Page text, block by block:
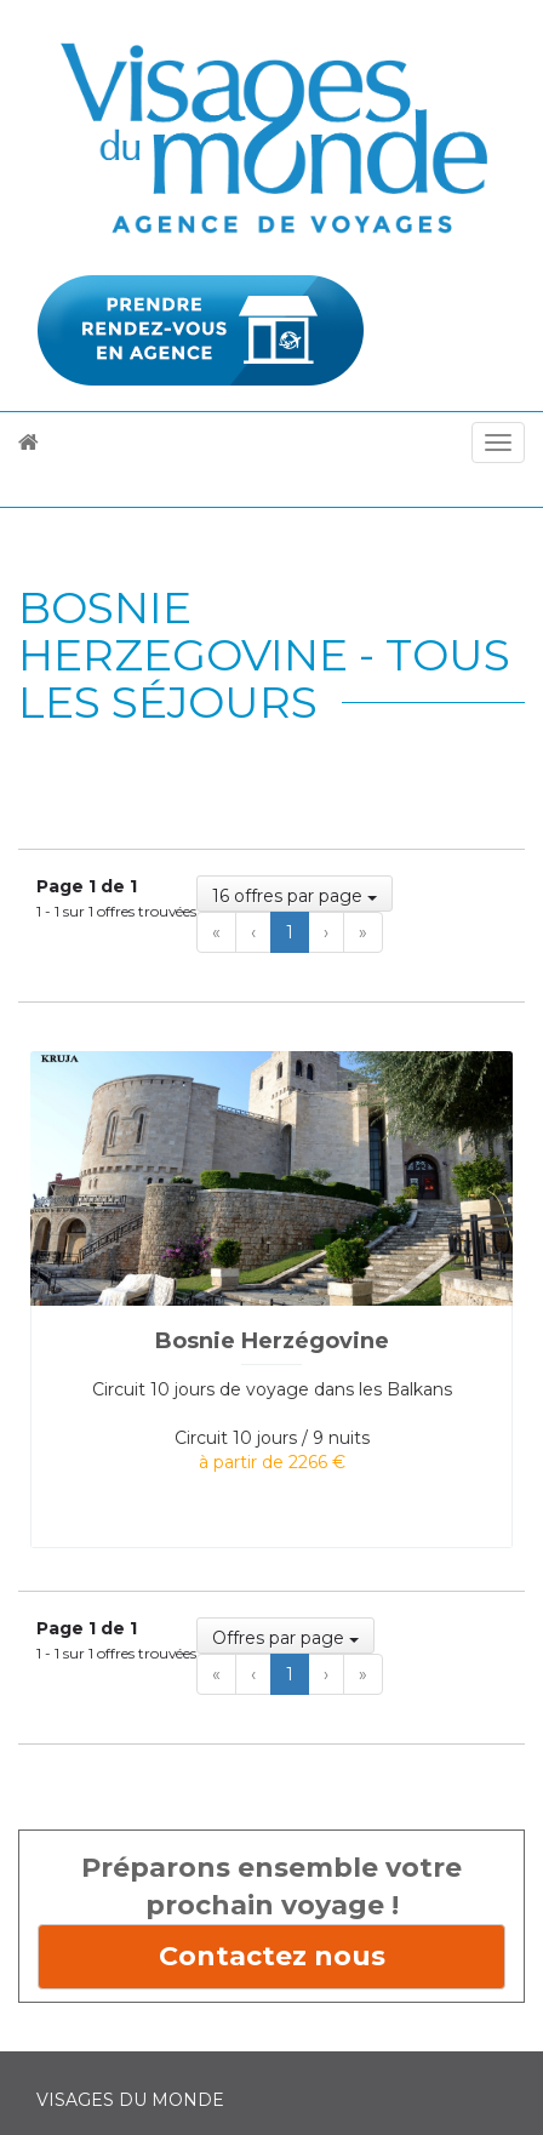
BOSNIE
HERZEGOVINE - TOUS
LES SÉJOURS
Page 1 de 1
1 - 1 sur 1 offres trouvées
16 offres par page
« First‹Previous
1 ›Next
»
Bosnie Herzégovine
Circuit 10 jours de voyage dans les Balkans
Circuit 10 jours / 9 nuits
à partir de 2266 €
Page 1 de 1
1 - 1 sur 1 offres trouvées
Offres par page
« First‹Previous
1 ›Next
»
Préparons ensemble votre
prochain voyage !
Contactez nous
VISAGES DU MONDE